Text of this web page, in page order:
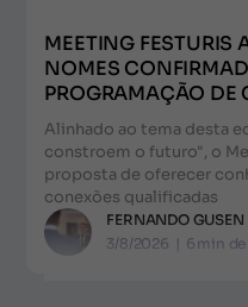
MEETING FESTURIS
NOMES
PROGRAMAÇÃO
Alinhado ao tema desta
constroem o futuro", o
proposta de oferecer
conexões qualificadas
FERNANDO GUSEN
3/8/2026 | 6 min